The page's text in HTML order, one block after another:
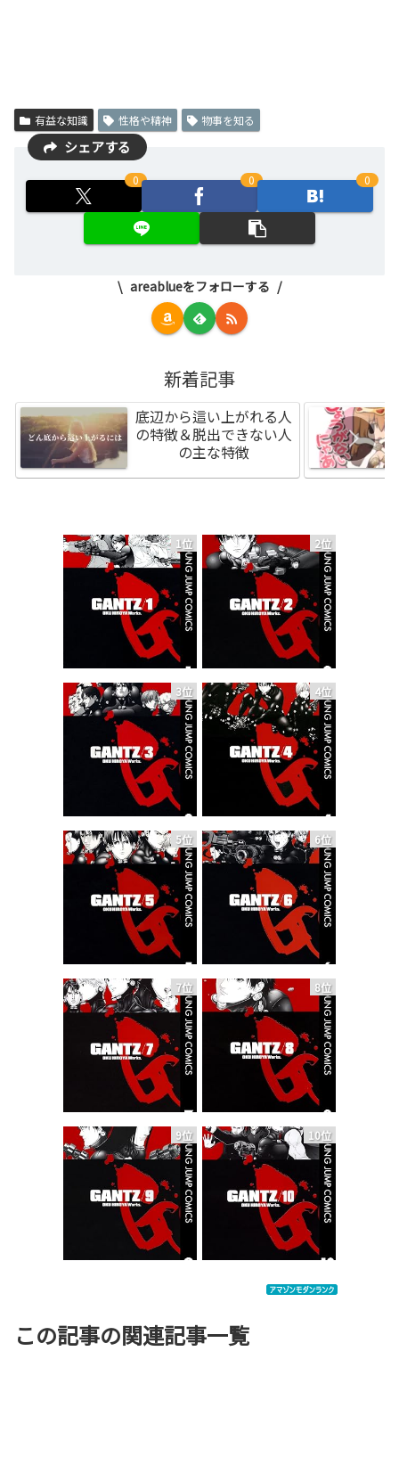
有益な知識 性格や精神 物事を知る
シェアする
0 0 0
areablueをフォローする
新着記事
底辺から這い上がれる人
の特徴＆脱出できない人
の主な特徴
1位 2位
3位 4位
5位 6位
7位 8位
9位 10位
この記事の関連記事一覧